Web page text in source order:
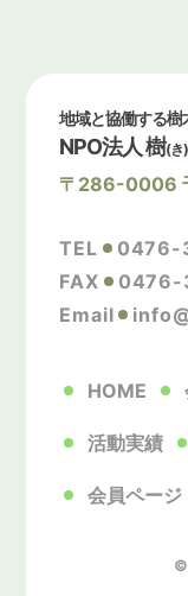
地域と協働する樹
NPO法人 樹(き)
〒286-0006
TEL
0476-
FAX
0476-
Email
HOME
活動実績
会員ページ
©